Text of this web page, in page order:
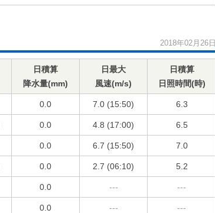
2018年02月26日
日積算
降水量(mm)
日最大
風速(m/s)
日積算
日照時間(時)
0.0 7.0 (15:50) 6.3
0.0 4.8 (17:00) 6.5
0.0 6.7 (15:50) 7.0
0.0 2.7 (06:10) 5.2
0.0 --- ---
0.0 --- ---